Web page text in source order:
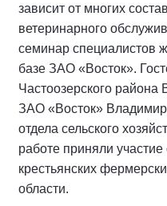
зависит от многих
ветеринарного
семинар специалистов
базе ЗАО «Восток».
Частоозерского района
ЗАО «Восток»
отдела сельского
работе приняли
крестьянских
области.